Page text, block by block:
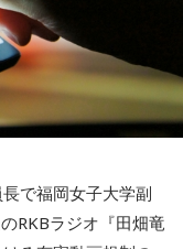
曜 22:00～22:55
ェリーナ1/3・
）
lock/
」 『番組丸6年！
』
木） 13時～15時
ト＞中山秀征、鈴
で福岡女子大学副
RKBラジオ『田畑竜